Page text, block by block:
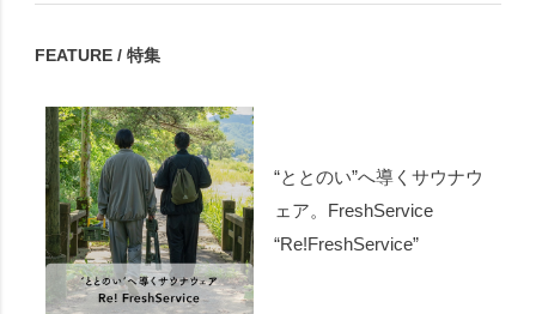
FEATURE / 特集
“ととのい”へ導くサウナウ
ェア。FreshService
“Re!FreshService”